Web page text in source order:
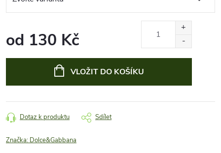
od 130 Kč
VLOŽIT DO KOŠÍKU
Dotaz k produktu Sdílet
Značka: Dolce&Gabbana